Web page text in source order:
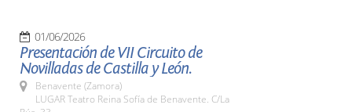
01/06/2026
Presentación de VII Circuito de
Novilladas de Castilla y León.
Benavente (Zamora)
LUGAR Teatro Reina Sofía de Benavente. C/La